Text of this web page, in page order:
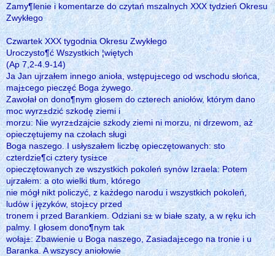
Zamy¶lenie i komentarze do czytań mszalnych XXX tydzień Okresu
Zwykłego
Czwartek XXX tygodnia Okresu Zwykłego
Uroczysto¶ć Wszystkich ¦więtych
(Ap 7,2-4.9-14)
Ja Jan ujrzałem innego anioła, wstępuj±cego od wschodu słońca,
maj±cego pieczęć Boga żywego.
Zawołał on dono¶nym głosem do czterech aniołów, którym dano
moc wyrz±dzić szkodę ziemi i
morzu: Nie wyrz±dzajcie szkody ziemi ni morzu, ni drzewom, aż
opieczętujemy na czołach sługi
Boga naszego. I usłyszałem liczbę opieczętowanych: sto
czterdzie¶ci cztery tysi±ce
opieczętowanych ze wszystkich pokoleń synów Izraela: Potem
ujrzałem: a oto wielki tłum, którego
nie mógł nikt policzyć, z każdego narodu i wszystkich pokoleń,
ludów i języków, stoj±cy przed
tronem i przed Barankiem. Odziani s± w białe szaty, a w ręku ich
palmy. I głosem dono¶nym tak
wołaj±: Zbawienie u Boga naszego, Zasiadaj±cego na tronie i u
Baranka. A wszyscy aniołowie